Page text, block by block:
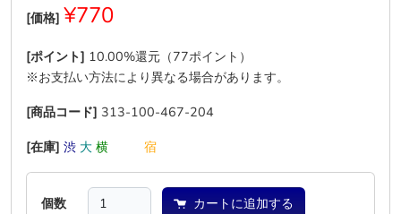
[価格] ¥770
[ポイント] 10.00%還元（77ポイント）
※お支払い方法により異なる場合があります。
[商品コード] 313-100-467-204
[在庫] 渋 大 横 宿
個数 カートに追加する